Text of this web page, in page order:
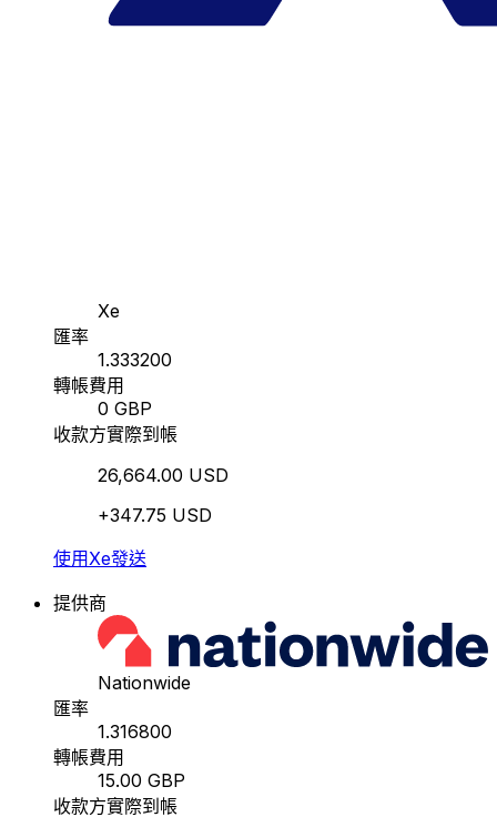
Xe
匯率
1.333200
轉帳費用
0 GBP
收款方實際到帳
26,664.00 USD
+347.75 USD
使用Xe發送
提供商
Nationwide
匯率
1.316800
轉帳費用
15.00 GBP
收款方實際到帳